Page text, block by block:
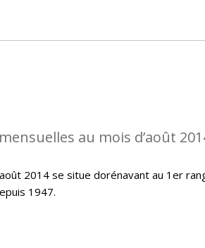
au mois d’août
2014 se situe dorénavant au 1er
1947.